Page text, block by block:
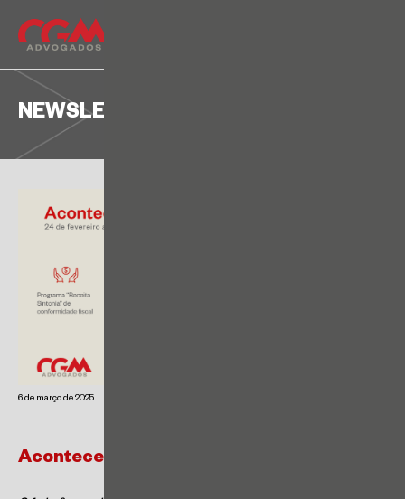
NEWSLETTER
6 de março de 2025
Acontece | Tributário